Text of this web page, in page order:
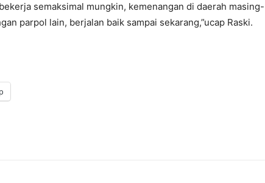
semaksimal mungkin, kemenangan di daerah masing-
parpol lain, berjalan baik sampai sekarang,”ucap Raski.